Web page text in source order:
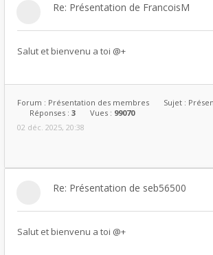
Re: Présentation de FrancoisM
Salut et bienvenu a toi @+
Forum : Présentation des membres Sujet :
Réponses : 3 Vues : 99070
02 déc. 2025, 20:38
Re: Présentation de seb56500
Salut et bienvenu a toi @+